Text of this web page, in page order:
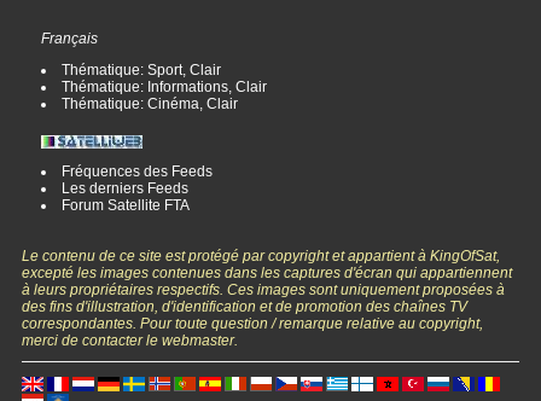
Français
Thématique: Sport, Clair
Thématique: Informations, Clair
Thématique: Cinéma, Clair
Fréquences des Feeds
Les derniers Feeds
Forum Satellite FTA
Le contenu de ce site est protégé par copyright et appartient à KingOfSat,
excepté les images contenues dans les captures d'écran qui appartiennent
à leurs propriétaires respectifs. Ces images sont uniquement proposées à
des fins d'illustration, d'identification et de promotion des chaînes TV
correspondantes. Pour toute question / remarque relative au copyright,
merci de contacter le webmaster.